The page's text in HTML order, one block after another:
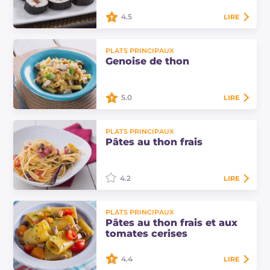
rouleau d'algue nori, garni de riz et
d'au moins 4 ingrédients au choix.
4.5 LIRE
PLATS PRINCIPAUX
Genoise de thon
de thon : une savoureuse
alternative de mer au célèbre plat à
5.0 LIRE
PLATS PRINCIPAUX
Pâtes au thon frais
principal simple et délicieux à
préparer, avec peu d'ingrédients et
beaucoup de couleur pour égayer
4.2 LIRE
PLATS PRINCIPAUX
Pâtes au thon frais et aux
tomates cerises
4.4 LIRE